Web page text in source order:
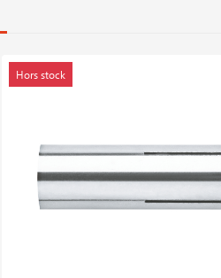
Hors stock